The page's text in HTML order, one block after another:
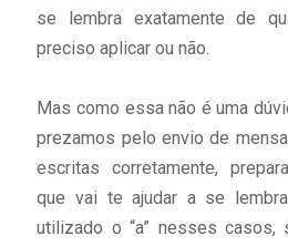
se lembra exatamente de
preciso aplicar ou não.
Mas como essa não é uma
prezamos pelo envio de
escritas corretamente,
que vai te ajudar a se
utilizado o “a” nesses casos,